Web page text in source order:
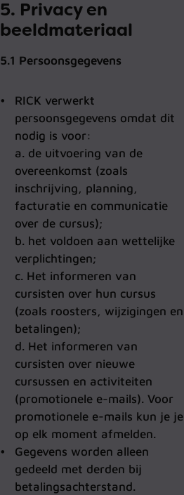
5. Privacy en
beeldmateriaal
5.1 Persoonsgegevens
RICK verwerkt
persoonsgegevens omdat dit
nodig is voor:
a. de uitvoering van de
overeenkomst (zoals
inschrijving, planning,
facturatie en communicatie
over de cursus);
b. het voldoen aan wettelijke
verplichtingen;
c. Het informeren van
cursisten over hun cursus
(zoals roosters, wijzigingen en
betalingen);
d. Het informeren van
cursisten over nieuwe
cursussen en activiteiten
(promotionele e-mails). Voor
promotionele e-mails kun je je
op elk moment afmelden.
Gegevens worden alleen
gedeeld met derden bij
betalingsachterstand.